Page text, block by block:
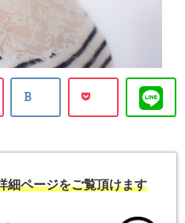
細ページをご覧頂けます